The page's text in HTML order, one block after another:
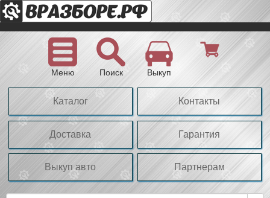
Меню Поиск Выкуп
Каталог Контакты
Доставка Гарантия
Выкуп авто Партнерам